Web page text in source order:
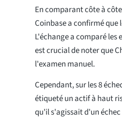
En comparant côte à
Coinbase a confirmé que
L'échange a comparé
est crucial de noter que
l'examen manuel.
Cependant, sur les 8
étiqueté un actif à haut
qu'il s'agissait d'un